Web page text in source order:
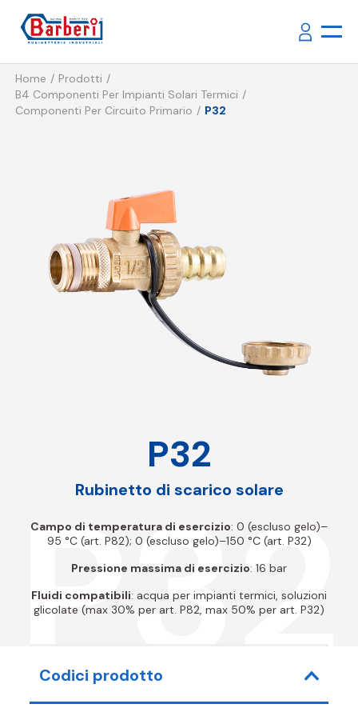
Home
Prodotti
B4 Componenti Per Impianti Solari Termici
Componenti Per Circuito Primario
P32
P32
P32
Rubinetto di scarico solare
Campo di temperatura di esercizio: 0 (escluso gelo)–
95 °C (art. P82); 0 (escluso gelo)–150 °C (art. P32)
Pressione massima di esercizio: 16 bar
Fluidi compatibili: acqua per impianti termici, soluzioni
glicolate (max 30% per art. P82, max 50% per art. P32)
Codici prodotto